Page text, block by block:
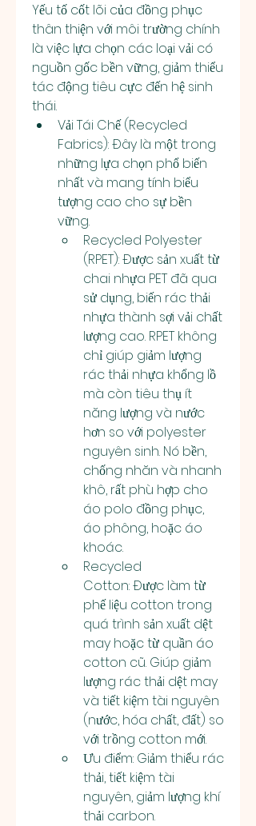
Yếu tố cốt lõi của đồng phục
thân thiện với môi trường chính
là việc lựa chọn các loại vải có
nguồn gốc bền vững, giảm thiểu
tác động tiêu cực đến hệ sinh
thái.
Vải Tái Chế (Recycled
Fabrics): Đây là một trong
những lựa chọn phổ biến
nhất và mang tính biểu
tượng cao cho sự bền
vững.
Recycled Polyester
(RPET): Được sản xuất từ
chai nhựa PET đã qua
sử dụng, biến rác thải
nhựa thành sợi vải chất
lượng cao. RPET không
chỉ giúp giảm lượng
rác thải nhựa khổng lồ
mà còn tiêu thụ ít
năng lượng và nước
hơn so với polyester
nguyên sinh. Nó bền,
chống nhăn và nhanh
khô, rất phù hợp cho
áo polo đồng phục,
áo phông, hoặc áo
khoác.
Recycled
Cotton: Được làm từ
phế liệu cotton trong
quá trình sản xuất dệt
may hoặc từ quần áo
cotton cũ. Giúp giảm
lượng rác thải dệt may
và tiết kiệm tài nguyên
(nước, hóa chất, đất) so
với trồng cotton mới.
Ưu điểm: Giảm thiểu rác
thải, tiết kiệm tài
nguyên, giảm lượng khí
thải carbon.